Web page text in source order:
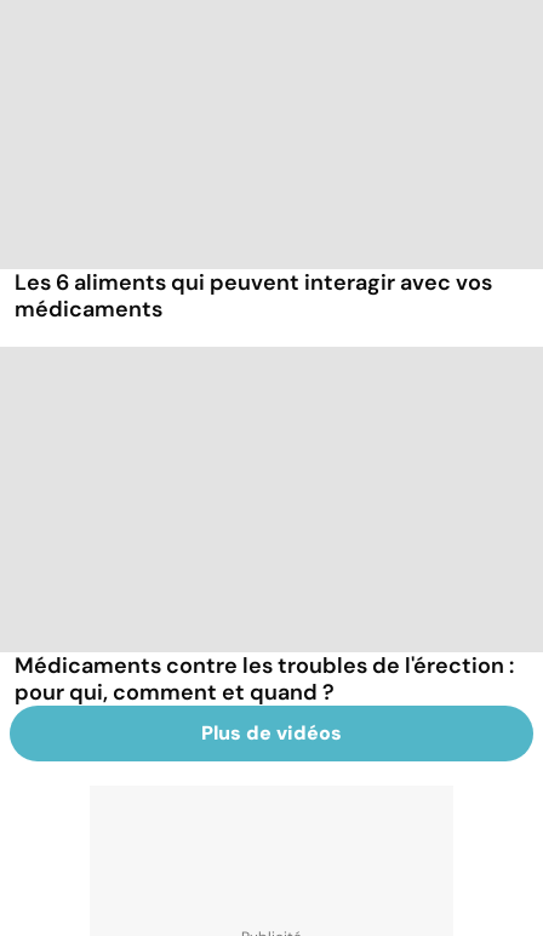
Les 6 aliments qui peuvent interagir avec vos
médicaments
Médicaments contre les troubles de l'érection :
pour qui, comment et quand ?
Plus de vidéos